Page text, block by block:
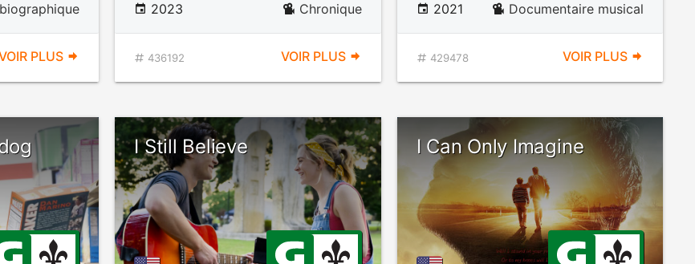
PLUS
2023 Chronique
436192 VOIR PLUS
2021 Documentaire musical
429478 VOIR PLUS
I Still Believe I Can Only Imagine